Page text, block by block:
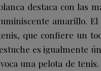
destaca con las
amarillo.
que confiere un
es igualmente
una pelota de